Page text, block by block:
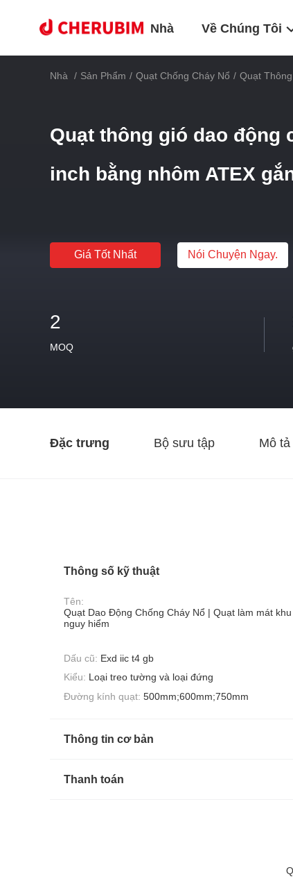
Nhà Về Chúng Tôi
Nhà / Sản Phẩm / Quạt Chống Cháy Nổ / Quạt
Quạt thông gió dao động
inch bằng nhôm ATEX
Giá Tốt Nhất Nói Chuyện Ngay.
2
MOQ
Đặc trưng Bộ sưu tập Mô
Thông số kỹ thuật
Tên:
Quạt Dao Động Chống Cháy Nổ | Quạt làm mát
nguy hiểm
Dấu cũ: Exd iic t4 gb
Kiểu: Loại treo tường và loại đứng
Đường kính quạt: 500mm;600mm;750mm
Thông tin cơ bản
Thanh toán